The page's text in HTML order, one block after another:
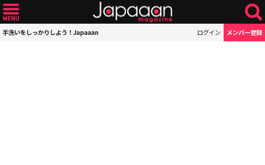
手洗いをしっかりしよう！Japaaan ログイン メンバー登録